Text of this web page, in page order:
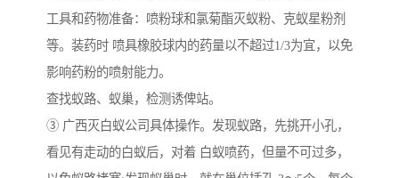
工具和药物准备：喷粉球和氯菊酯灭蚁粉、克蚁星粉剂
等。装药时 喷具橡胶球内的药量以不超过1/3为宜，以免
影响药粉的喷射能力。
查找蚁路、蚁巢，检测诱俾站。
③ 广西灭白蚁公司具体操作。发现蚁路，先挑开小孔，
看见有走动的白蚁后，对着 白蚁喷药，但量不可过多，